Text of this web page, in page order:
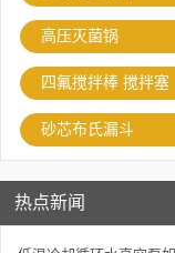
高压灭菌锅
四氟搅拌棒 搅拌塞
砂芯布氏漏斗
热点新闻